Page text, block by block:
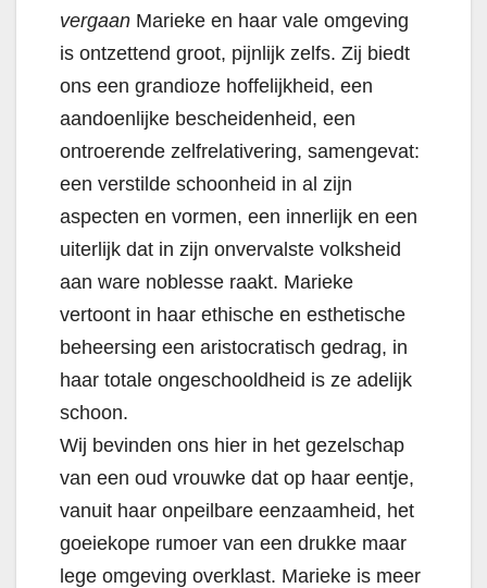
vergaan Marieke en haar vale omgeving
is ontzettend groot, pijnlijk zelfs. Zij biedt
ons een grandioze hoffelijkheid, een
aandoenlijke bescheidenheid, een
ontroerende zelfrelativering, samengevat:
een verstilde schoonheid in al zijn
aspecten en vormen, een innerlijk en een
uiterlijk dat in zijn onvervalste volksheid
aan ware noblesse raakt. Marieke
vertoont in haar ethische en esthetische
beheersing een aristocratisch gedrag, in
haar totale ongeschooldheid is ze adelijk
schoon.
Wij bevinden ons hier in het gezelschap
van een oud vrouwke dat op haar eentje,
vanuit haar onpeilbare eenzaamheid, het
goeiekope rumoer van een drukke maar
lege omgeving overklast. Marieke is meer